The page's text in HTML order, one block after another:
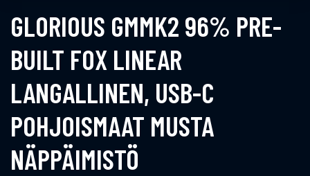
GLORIOUS GMMK2 96% PRE-
BUILT FOX LINEAR
LANGALLINEN, USB-C
POHJOISMAAT MUSTA
NÄPPÄIMISTÖ